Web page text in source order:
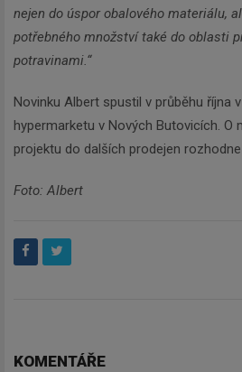
nejen do úspor obalového materiálu,
potřebného množství také do oblasti
potravinami.“
Novinku Albert spustil v průběhu října
hypermarketu v Nových Butovicích. O
projektu do dalších prodejen
Foto: Albert
KOMENTÁŘE